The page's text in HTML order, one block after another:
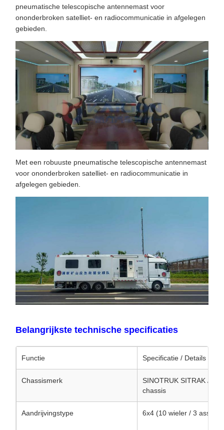
pneumatische telescopische antennemast voor
ononderbroken satelliet- en radiocommunicatie in afgelegen
gebieden.
Met een robuuste pneumatische telescopische antennemast
voor ononderbroken satelliet- en radiocommunicatie in
afgelegen gebieden.
Belangrijkste technische specificaties
Functie Specificatie / Details
Chassismerk
SINOTRUK SITRAK /
chassis
Aandrijvingstype 6x4 (10 wieler / 3 assen)